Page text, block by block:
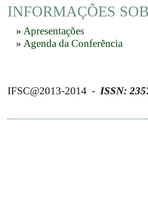
INFORMAÇÕES
» Apresentações
» Agenda da Conferência
IFSC@2013-2014 -ISSN: